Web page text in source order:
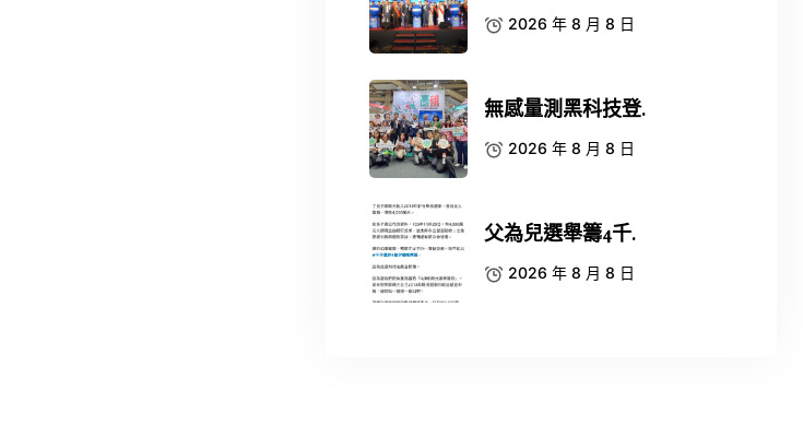
2026 年 8 月 8 日
無感量測黑科技登.
2026 年 8 月 8 日
父為兒選舉籌4千.
2026 年 8 月 8 日